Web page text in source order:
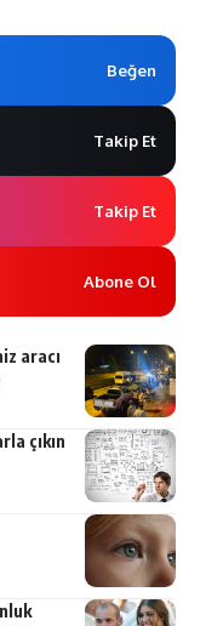
Beğen
Takip Et
Takip Et
Abone Ol
aracı
çıkın